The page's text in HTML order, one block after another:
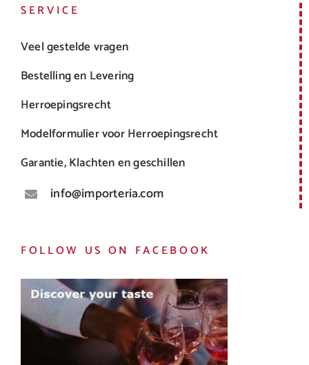
SERVICE
Veel gestelde vragen
Bestelling en Levering
Herroepingsrecht
Modelformulier voor Herroepingsrecht
Garantie, Klachten en geschillen
info@importeria.com
FOLLOW US ON FACEBOOK